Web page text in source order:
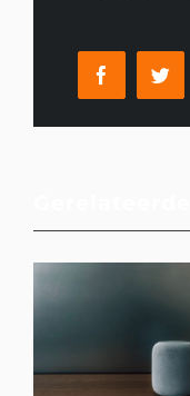
Facebook